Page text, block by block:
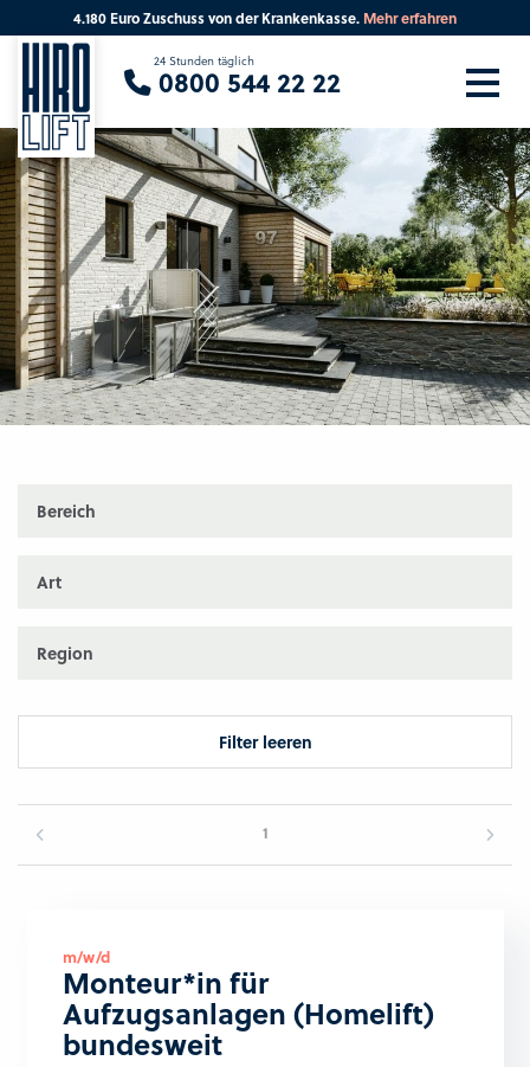
Bereich
Art
Region
Filter leeren
1
m/w/d
Monteur*in für
Aufzugsanlagen (Homelift)
bundesweit
4.180 Euro Zuschuss von der Krankenkasse. Mehr erfahren
24 Stunden täglich
0800 544 22 22
Sie suchen eine Beratung vor Ort?
Ihre PLZ Beratung